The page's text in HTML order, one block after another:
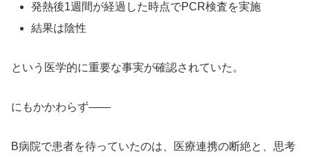
発熱後1週間が経過した時点でPCR検査を実施
結果は陰性
という医学的に重要な事実が確認されていた。
にもかかわらず——
B病院で患者を待っていたのは、医療連携の断絶と、思考